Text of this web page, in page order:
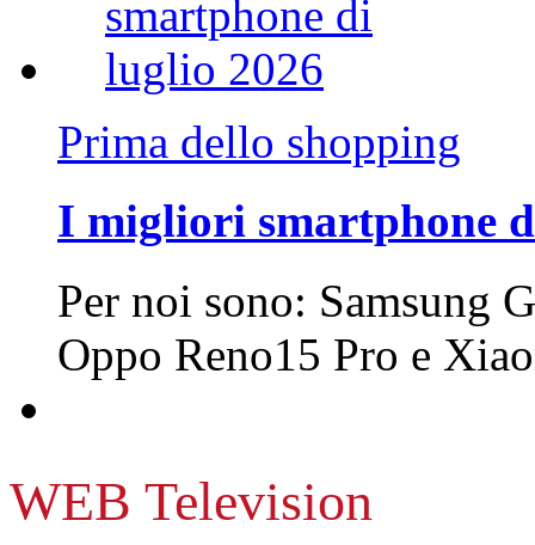
Prima dello shopping
I migliori smartphone
Per noi sono: Samsung
Oppo Reno15 Pro e
WEB Television